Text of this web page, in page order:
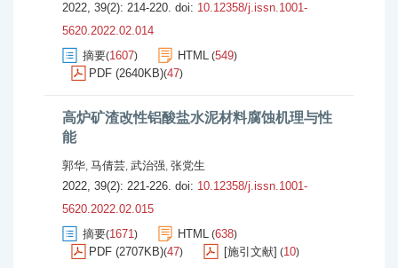
2022, 39(2): 214-220. doi: 10.12358/j.issn.1001-
5620.2022.02.014
摘要(1607) HTML (549)
PDF (2640KB)(47)
高炉矿渣改性铝酸盐水泥材料腐蚀机理与性
能
郭华, 马倩芸, 武治强, 张党生
2022, 39(2): 221-226. doi: 10.12358/j.issn.1001-
5620.2022.02.015
摘要(1671) HTML (638)
PDF (2707KB)(47) [施引文献] (10)